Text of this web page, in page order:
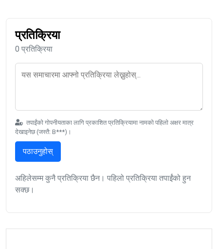
प्रतिक्रिया
0 प्रतिक्रिया
तपाईंको गोपनीयताका लागि प्रकाशित प्रतिक्रियामा नामको पहिलो अक्षर मात्र
देखाइनेछ (जस्तै: B***)।
पठाउनुहोस्
अहिलेसम्म कुनै प्रतिक्रिया छैन। पहिलो प्रतिक्रिया तपाईंको हुन
सक्छ।